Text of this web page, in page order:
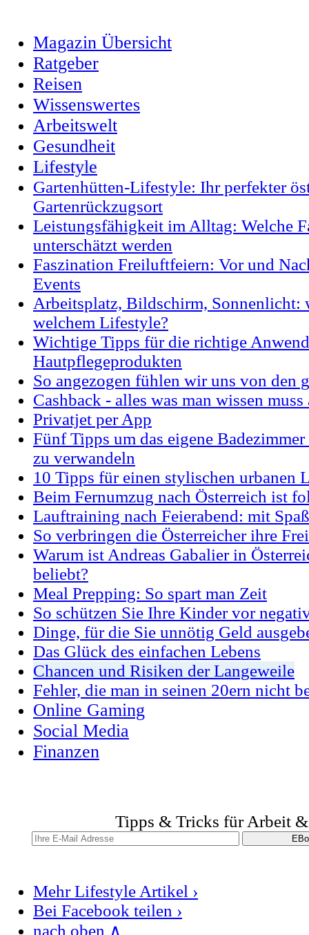
Magazin Übersicht
Ratgeber
Reisen
Wissenswertes
Arbeitswelt
Gesundheit
Lifestyle
Gartenhütten-Lifestyle: Ihr perfekter
Gartenrückzugsort
Leistungsfähigkeit im Alltag: Welche
unterschätzt werden
Faszination Freiluftfeiern: Vor und
Events
Arbeitsplatz, Bildschirm, Sonnenlicht:
welchem Lifestyle?
Wichtige Tipps für die richtige
Hautpflegeprodukten
So angezogen fühlen wir uns von den
Cashback - alles was man wissen
Privatjet per App
Fünf Tipps um das eigene
zu verwandeln
10 Tipps für einen stylischen urbanen
Beim Fernumzug nach Österreich ist
Lauftraining nach Feierabend: mit
So verbringen die Österreicher ihre
Warum ist Andreas Gabalier in
beliebt?
Meal Prepping: So spart man Zeit
So schützen Sie Ihre Kinder vor
Dinge, für die Sie unnötig Geld
Das Glück des einfachen Lebens
Chancen und Risiken der Langeweile
Fehler, die man in seinen 20ern nicht
Online Gaming
Social Media
Finanzen
Tipps & Tricks für Arbeit
Mehr Lifestyle Artikel ›
Bei Facebook teilen ›
nach oben ∧